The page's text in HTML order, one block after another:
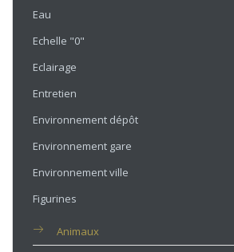
Eau
Echelle "0"
Eclairage
Entretien
Environnement dépôt
Environnement gare
Environnement ville
Figurines
Animaux